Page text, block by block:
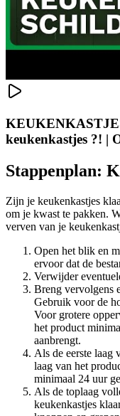
keukenkastjes ?! |
Stappenplan:
Zijn je keukenkastjes
om je kwast te pakken.
verven van je
Open het blik en
ervoor dat de
Verwijder
Breng vervolgens
Gebruik voor de
Voor grotere
het product
aanbrengt.
Als de eerste laag
laag van het
minimaal 24 uur
Als de toplaag
keukenkastjes